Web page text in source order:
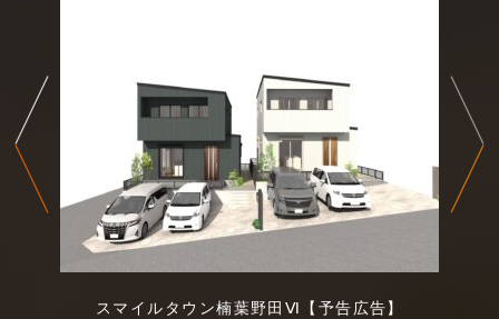
スマイルタウン楠葉野田Ⅵ【予告広告】